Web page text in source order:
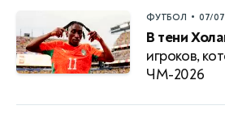
ФУТБОЛ • 07/
В тени
игроков,
ЧМ-2026